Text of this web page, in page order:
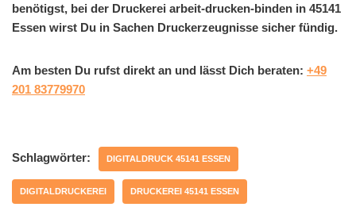
benötigst, bei der Druckerei arbeit-drucken-binden in 45141
Essen wirst Du in Sachen Druckerzeugnisse sicher fündig.
Am besten Du rufst direkt an und lässt Dich beraten: +49
201 83779970
Schlagwörter: DIGITALDRUCK 45141 ESSEN
DIGITALDRUCKEREI DRUCKEREI 45141 ESSEN